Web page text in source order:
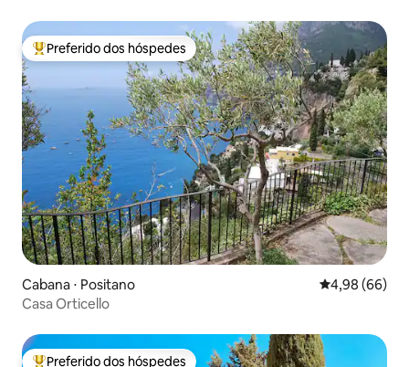
Entre os melhores preferidos dos hóspedes
Preferido dos hóspedes
Cabana ⋅ Positano 4,98 de uma
4,98 (66)
Casa Orticello
Preferido dos hóspedes